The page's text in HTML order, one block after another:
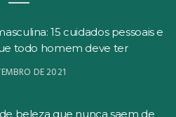
15 cuidados pessoais e
todo homem deve ter
DE 2021
beleza que nunca saem de